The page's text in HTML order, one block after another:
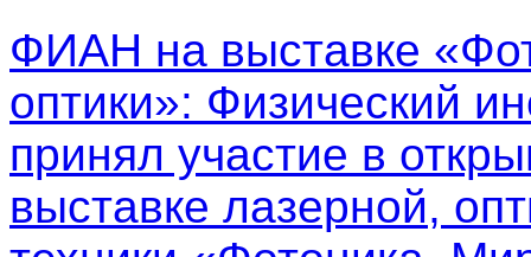
ФИАН на выставке
оптики»: Физический
принял участие в
выставке лазерной,